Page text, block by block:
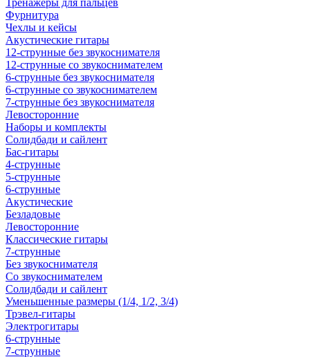
Тренажеры для пальцев
Фурнитура
Чехлы и кейсы
Акустические гитары
12-струнные без звукоснимателя
12-струнные со звукоснимателем
6-струнные без звукоснимателя
6-струнные со звукоснимателем
7-струнные без звукоснимателя
Левосторонние
Наборы и комплекты
Солидбади и сайлент
Бас-гитары
4-струнные
5-струнные
6-струнные
Акустические
Безладовые
Левосторонние
Классические гитары
7-струнные
Без звукоснимателя
Со звукоснимателем
Солидбади и сайлент
Уменьшенные размеры (1/4, 1/2, 3/4)
Трэвел-гитары
Электрогитары
6-струнные
7-струнные